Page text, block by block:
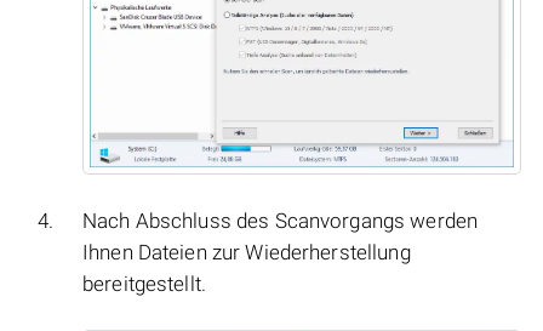
Nach Abschluss des Scanvorgangs werden
Ihnen Dateien zur Wiederherstellung
bereitgestellt.